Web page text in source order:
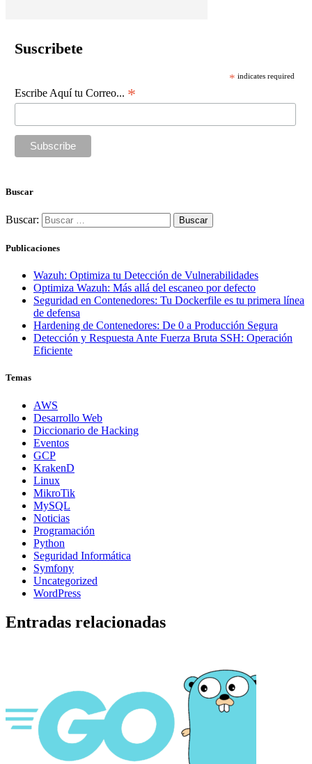
Suscribete
* indicates required
Escribe Aquí tu Correo... *
Buscar
Buscar:
Publicaciones
Wazuh: Optimiza tu Detección de Vulnerabilidades
Optimiza Wazuh: Más allá del escaneo por defecto
Seguridad en Contenedores: Tu Dockerfile es tu primera línea
de defensa
Hardening de Contenedores: De 0 a Producción Segura
Detección y Respuesta Ante Fuerza Bruta SSH: Operación
Eficiente
Temas
AWS
Desarrollo Web
Diccionario de Hacking
Eventos
GCP
KrakenD
Linux
MikroTik
MySQL
Noticias
Programación
Python
Seguridad Informática
Symfony
Uncategorized
WordPress
Entradas relacionadas